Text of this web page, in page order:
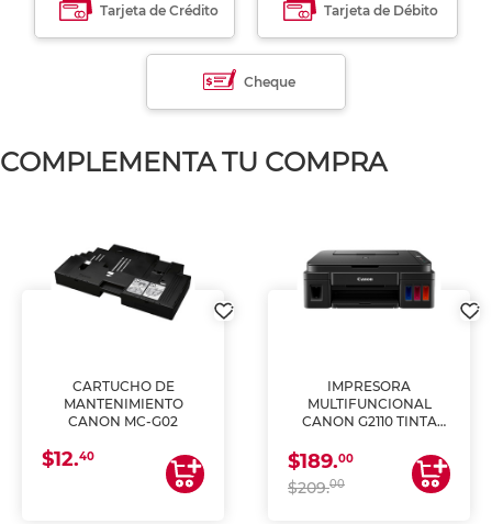
Tarjeta de Crédito Tarjeta de Débito
Cheque
COMPLEMENTA TU COMPRA
CARTUCHO DE
MANTENIMIENTO
CANON MC-G02
$12.40
IMPRESORA
MULTIFUNCIONAL
CANON G2110 TINTA
$189.00
$209.00